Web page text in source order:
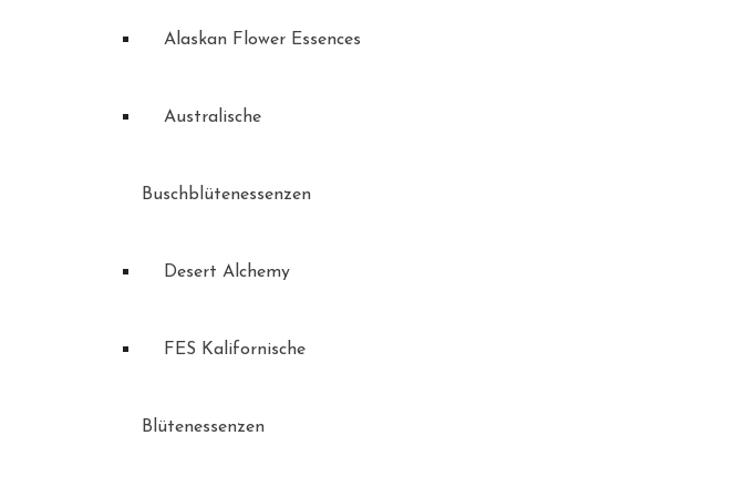
Alaskan Flower Essences
Australische
Buschblütenessenzen
Desert Alchemy
FES Kalifornische
Blütenessenzen